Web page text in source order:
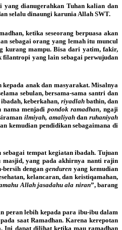
yang dianugerahkan Tuhan kalian dan
selalu dinaungi karunia Allah SWT.
ketika seseorang berpuasa akan
sebagai orang yang lemah itu muncul
kurang mampu. Bisa dari yatim, fakir,
filantropi yang lain sebagai perwujudan
anak dan masyarakat. Misalnya
sebulan, bersama-sama santri dan
keberkahan, riyadlahbathin, dan
nama menjadi pondok ramadhan, ngaji
ilmiyah, amaliyahdanruhaniyah
kemudian pendidikan sebagaimana di
tempat kegiatan ibadah. Tujuan
masjid, yang pada akhirnya nanti rajin
bersih dengangenduren yang kemudian
kelancaran, dan keistiqamahan,
Allah jasadahu ala niran”, barang
peran lebih kepada para ibu-ibu dalam
saat Ramadhan. Karena kerepotan
Ini dapat dilihat ketika mau ramadhan